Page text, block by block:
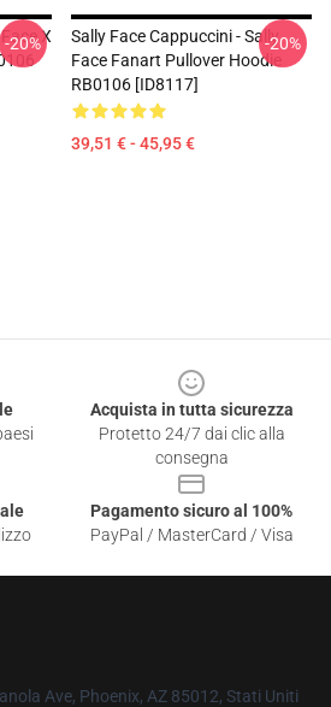
X
-20%
Sally Face Cappuccini - Sally
Face Fanart Pullover Hoodie
RB0106 [ID8117]
39,51 € - 45,95 €
-20%
Acquista in tutta sicurezza
Protetto 24/7 dai clic alla
consegna
Pagamento sicuro al 100%
PayPal / MasterCard / Visa
Ave, Phoenix, AZ 85012, Stati Uniti